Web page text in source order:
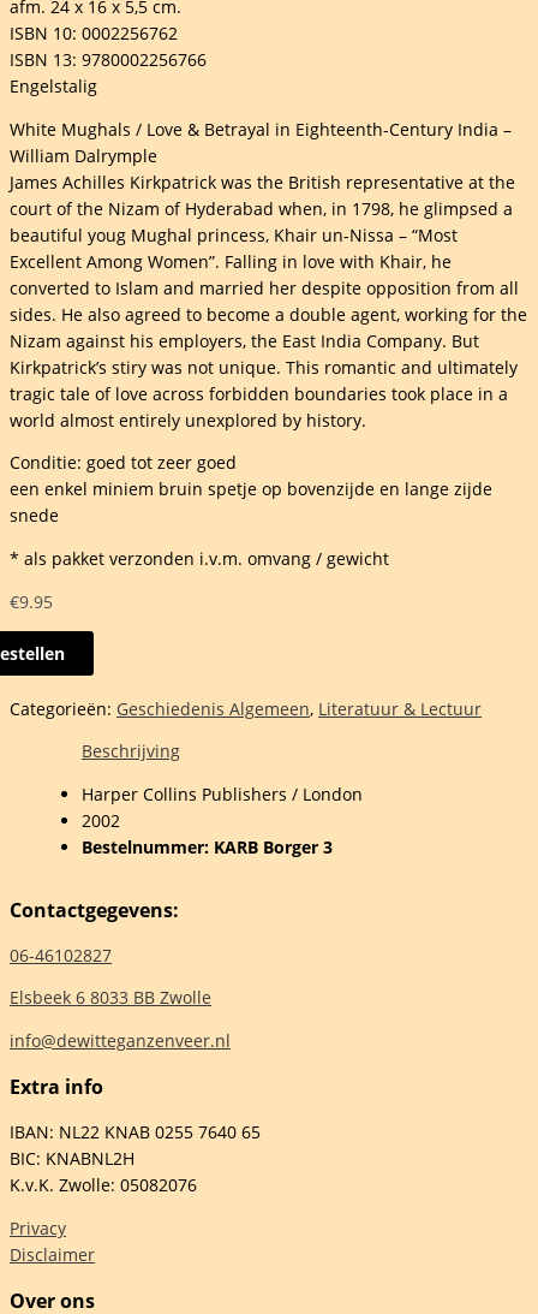
afm. 24 x 16 x 5,5 cm.
ISBN 10: 0002256762
ISBN 13: 9780002256766
Engelstalig
White Mughals / Love & Betrayal in Eighteenth-Century India –
William Dalrymple
James Achilles Kirkpatrick was the British representative at the
court of the Nizam of Hyderabad when, in 1798, he glimpsed a
beautiful youg Mughal princess, Khair un-Nissa – “Most
Excellent Among Women”. Falling in love with Khair, he
converted to Islam and married her despite opposition from all
sides. He also agreed to become a double agent, working for the
Nizam against his employers, the East India Company. But
Kirkpatrick’s stiry was not unique. This romantic and ultimately
tragic tale of love across forbidden boundaries took place in a
world almost entirely unexplored by history.
Conditie: goed tot zeer goed
een enkel miniem bruin spetje op bovenzijde en lange zijde
snede
* als pakket verzonden i.v.m. omvang / gewicht
€9.95
Categorieën: Geschiedenis Algemeen, Literatuur & Lectuur
Beschrijving
Harper Collins Publishers / London
2002
Bestelnummer: KARB Borger 3
Contactgegevens:
06-46102827
Elsbeek 6 8033 BB Zwolle
info@dewitteganzenveer.nl
Extra info
IBAN: NL22 KNAB 0255 7640 65
BIC: KNABNL2H
K.v.K. Zwolle: 05082076
Privacy
Disclaimer
Over ons